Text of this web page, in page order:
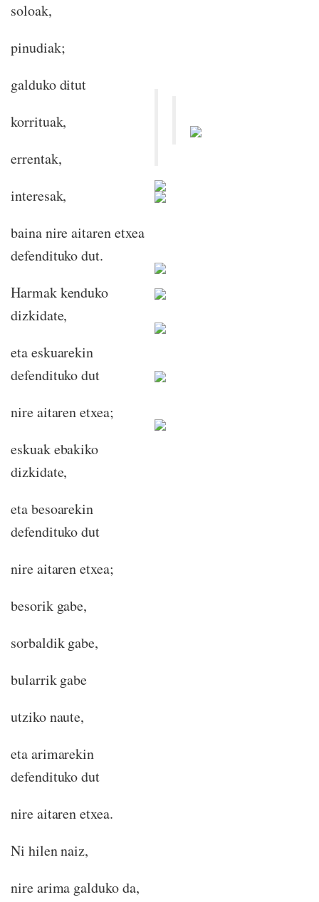
soloak,
pinudiak;
galduko ditut
korrituak,
errentak,
interesak,
baina nire aitaren etxea
defendituko dut.
Harmak kenduko
dizkidate,
eta eskuarekin
defendituko dut
nire aitaren etxea;
eskuak ebakiko
dizkidate,
eta besoarekin
defendituko dut
nire aitaren etxea;
besorik gabe,
sorbaldik gabe,
bularrik gabe
utziko naute,
eta arimarekin
defendituko dut
nire aitaren etxea.
Ni hilen naiz,
nire arima galduko da,